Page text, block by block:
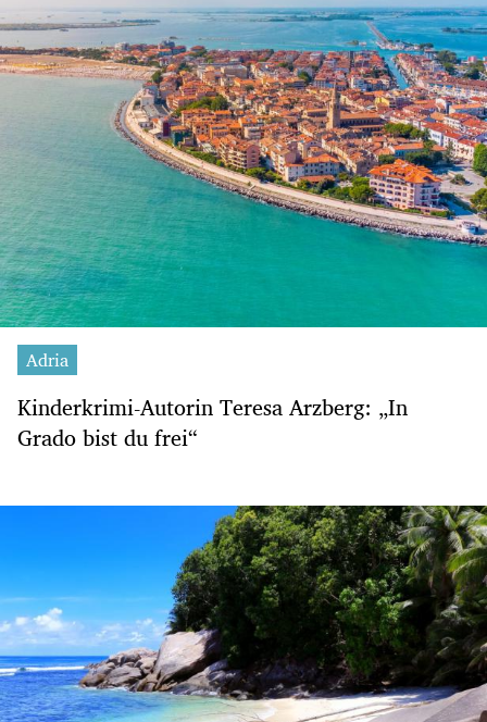
Adria
Kinderkrimi-Autorin Teresa Arzberg: „In
Grado bist du frei“